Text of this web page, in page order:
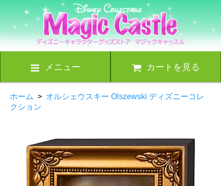
メニュー カートを見る
ホーム > オルシェウスキー Olszewski ディズニーコレ
クション